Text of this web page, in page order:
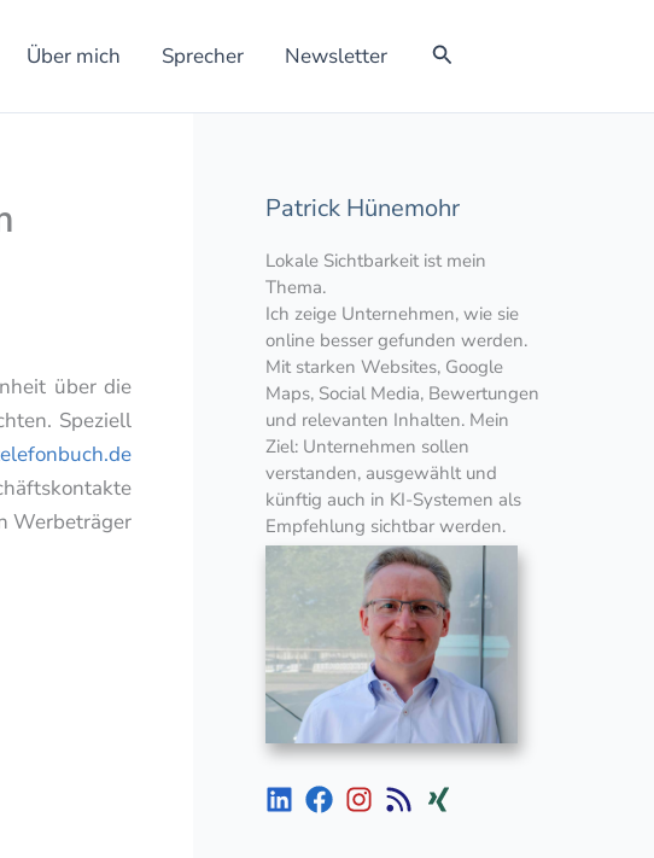
Über mich Sprecher Newsletter Suchen
über die
Speziell
Werbeträger
Patrick Hünemohr
Lokale Sichtbarkeit ist mein
Thema.
Ich zeige Unternehmen, wie sie
online besser gefunden werden.
Mit starken Websites, Google
Maps, Social Media, Bewertungen
und relevanten Inhalten. Mein
Ziel: Unternehmen sollen
verstanden, ausgewählt und
künftig auch in KI-Systemen als
Empfehlung sichtbar werden.